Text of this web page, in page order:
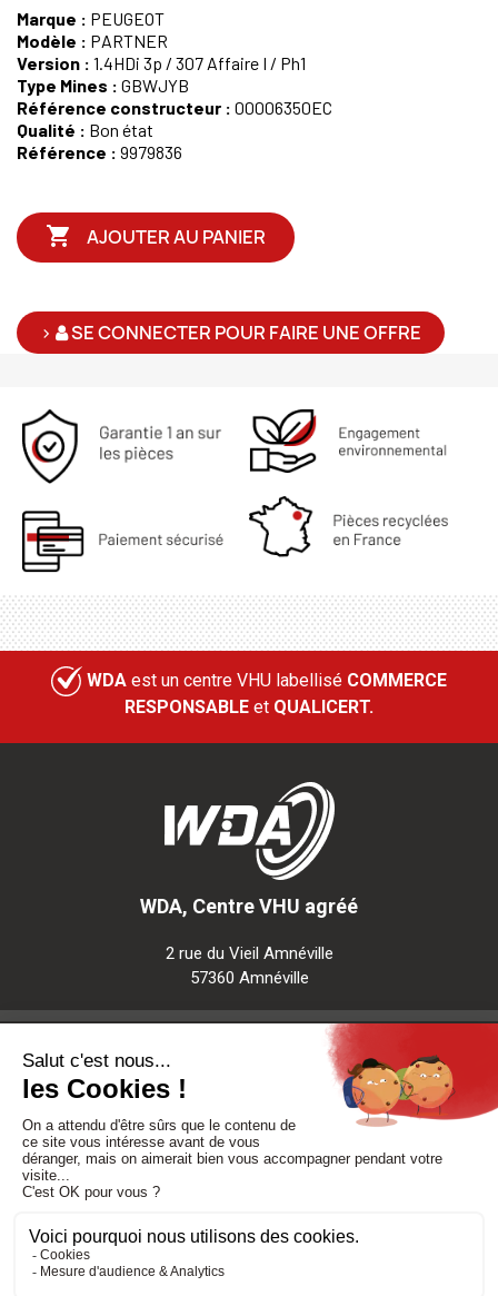
Marque : PEUGEOT
Modèle : PARTNER
Version : 1.4HDi 3p / 307 Affaire I / Ph1
Type Mines : GBWJYB
Référence constructeur : 00006350EC
Qualité : Bon état
Référence : 9979836
 AJOUTER AU PANIER
> SE CONNECTER POUR FAIRE UNE OFFRE
WDA est un centre VHU labellisé COMMERCE
RESPONSABLE et QUALICERT.
WDA, Centre VHU agréé
2 rue du Vieil Amnéville
57360 Amnéville
Besoin d'aide